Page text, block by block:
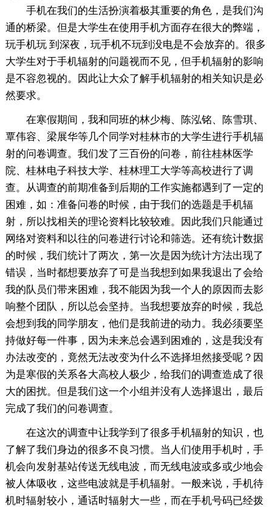
手机在我们的生活扮演着极其重要的角色，是我们沟
通的桥梁。但是大学生在使用手机方面存在很大的弊端，
玩手机玩 到深夜，玩手机不玩到没电是不会放弃的。很多
大学生对于手机辐射的问题视而不见，但手机辐射的影响
是不容忽视的。因此让大众了解手机辐射的相关知识是必
然要求。
在寒假期间，我和同班的林少梅、陈泓铭、陈雪琪、
覃伟容、梁展华等几个同学对桂林市的大学生进行手机辐
射的问卷调查。我们发了三百份的问卷，前往桂林医学
院、桂林电子科技大学、桂林理工大学等高校进行了调
查。从调查的前期准备到后期的工作实施都遇到了一定的
困难，如：准备问卷的时候，由于我们的选题是手机辐
射，所以找相关的理论资料比较较难。因此我们只能通过
网络对资料和以往的问卷进行讨论和筛选。还有统计数据
的时候，我们统计了两次，第一次是因为统计方法出现了
错误，当时都想要放弃了可是当我想到如果我退出了会给
我的队员们带来困难，我不能因为我一个人的原因而去影
响整个团队，所以总会坚持。当我想要放弃的时候，我总
会想到我的同学朋友，他们是我前进的动力。我必须要坚
持做好每一件事，因为未来总会遇到困难的，这是我没有
办法改变的，竟然无法改变为什么不选择坦然接受呢？因
为是寒假的关系各大高校人极少，给我们的调查造成了很
大的困扰。但是我们这一个小组并没有人选择退出，最后
完成了我们的问卷调查。
在这次的调查中让我学到了很多手机辐射的知识，也
了解了我们身边的很多不良习惯。当人们使用手机时，手
机会向发射基站传送无线电波，而无线电波或多或少地会
被人体吸收，这些电波就是手机辐射。一般来说，手机待
机时辐射较小，通话时辐射大一些，而在手机号码已经拨